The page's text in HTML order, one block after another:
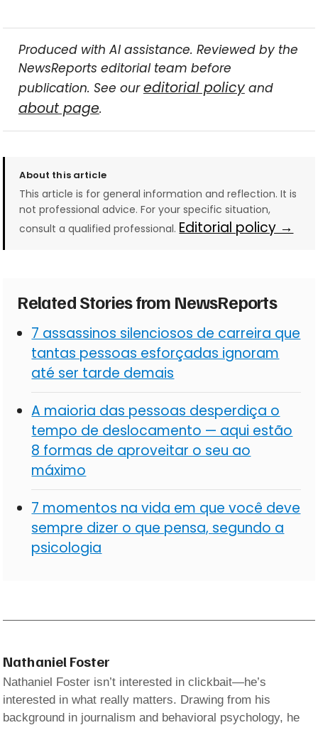
Produced with AI assistance. Reviewed by the
NewsReports editorial team before
publication. See oureditorial policyand
about page.
About this article
This article is for general information and reflection. It is
not professional advice. For your specific situation,
consult a qualified professional. Editorial policy →
Related Stories from NewsReports
7 assassinos silenciosos de carreira que
tantas pessoas esforçadas ignoram
até ser tarde demais
A maioria das pessoas desperdiça o
tempo de deslocamento — aqui estão
8 formas de aproveitar o seu ao
máximo
7 momentos na vida em que você deve
sempre dizer o que pensa, segundo a
psicologia
Nathaniel Foster
Nathaniel Foster isn’t interested in clickbait—he’s
interested in what really matters. Drawing from his
background in journalism and behavioral psychology, he